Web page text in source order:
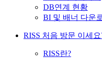
DB연계 현황
BI 및 배너 다운
RISS 처음 방문 이세요
RISS란?